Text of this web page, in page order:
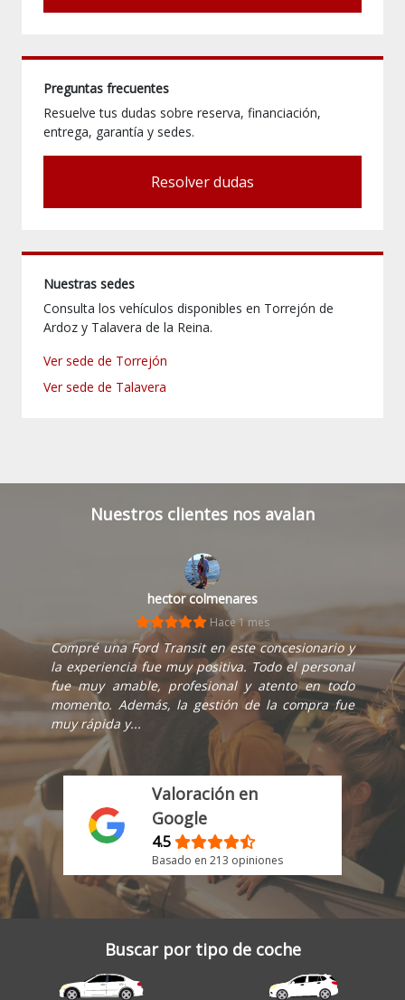
Preguntas frecuentes
Resuelve tus dudas sobre reserva, financiación,
entrega, garantía y sedes.
Resolver dudas
Nuestras sedes
Consulta los vehículos disponibles en Torrejón de
Ardoz y Talavera de la Reina.
Ver sede de Torrejón
Ver sede de Talavera
Nuestros clientes nos avalan
hector colmenares
Hace 1 mes
Compré una Ford Transit en este concesionario y
la experiencia fue muy positiva. Todo el personal
fue muy amable, profesional y atento en todo
momento. Además, la gestión de la compra fue
muy rápida y...
Valoración en
Google
4.5
Basado en 213 opiniones
Buscar por tipo de coche